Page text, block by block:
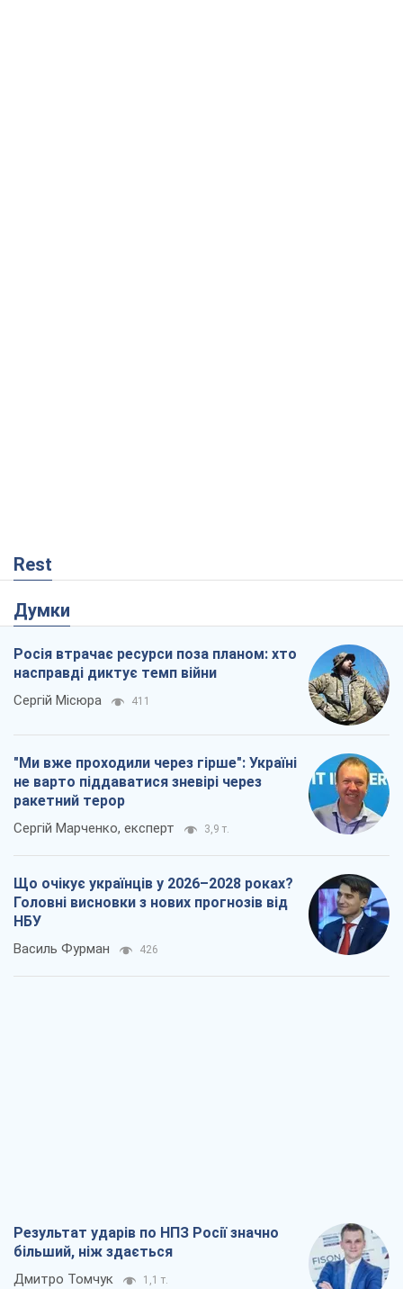
Rest
Думки
Росія втрачає ресурси поза планом: хто
насправді диктує темп війни
Сергій Місюра 411
"Ми вже проходили через гірше": Україні
не варто піддаватися зневірі через
ракетний терор
Сергій Марченко, експерт 3,9 т.
Що очікує українців у 2026–2028 роках?
Головні висновки з нових прогнозів від
НБУ
Василь Фурман 426
Результат ударів по НПЗ Росії значно
більший, ніж здається
Дмитро Томчук 1,1 т.